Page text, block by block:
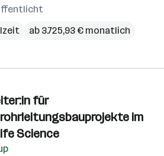
ab 3.725,93 € monatlich
für
im
Science